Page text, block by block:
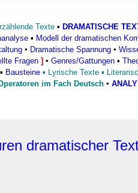
Partner führen diese
haben oder die sie
Texte ▪ DRAMATISCHE
▪ Modell der dramatischen
▪ Dramatische Spannung ▪
Fragen ] ▪ Genres/Gattungen ▪
▪ Bausteine ▪ Lyrische Texte ▪
im Fach Deutsch ▪
dramatischer